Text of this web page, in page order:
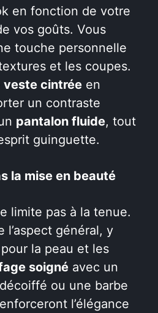
en fonction de votre
vos goûts. Vous
touche personnelle
et les coupes.
veste cintrée en
un contraste
pantalon fluide, tout
guinguette.
la mise en beauté
limite pas à la tenue.
l’aspect général, y
la peau et les
soigné avec un
ou une barbe
l’élégance